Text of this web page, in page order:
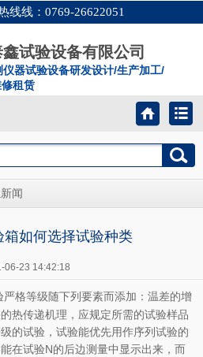
线线：0769-26622051
试验设备有限公司
器试验设备研发设计/生产加工/
租赁
闻
箱如何选择试验种类
06-23 14:42:18
严格等级随下列要素而添加：温差的增
热传递机理，应规定所需的试验样品
的试验，试验能优先用作序列试验的
在试验N的后边测量中显示出来，而